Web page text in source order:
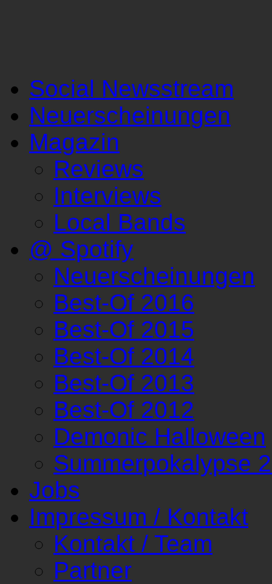
Social Newsstream
Neuerscheinungen
Magazin
Reviews
Interviews
Local Bands
@ Spotify
Neuerscheinungen
Best-Of 2016
Best-Of 2015
Best-Of 2014
Best-Of 2013
Best-Of 2012
Demonic Halloween
Summerpokalypse
Jobs
Impressum / Kontakt
Kontakt / Team
Partner